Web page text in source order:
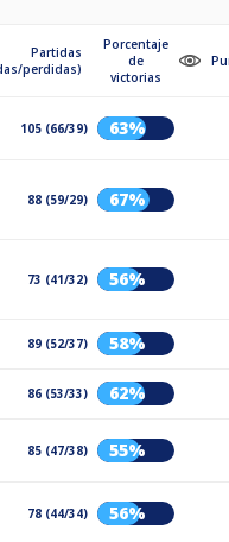
Partidas
perdidas)
Porcentaje
de
victorias
105 (66/39) 63%
88 (59/29) 67%
73 (41/32) 56%
89 (52/37) 58%
86 (53/33) 62%
85 (47/38) 55%
78 (44/34) 56%